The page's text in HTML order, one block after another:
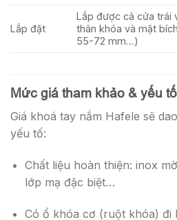
Lắp đặt
Lắp được cả cửa trái
thân khóa và mặt
55-72 mm…)
Mức giá tham khảo & yếu
Giá khoá tay nắm Hafele sẽ
yếu tố:
Chất liệu hoàn thiện: inox
lớp mạ đặc biệt…
Có ổ khóa cơ (ruột khóa) đi